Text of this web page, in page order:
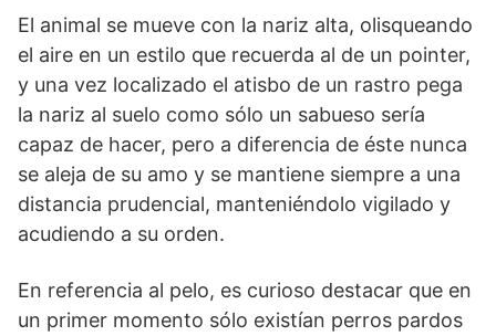
El animal se mueve con la nariz alta, olisqueando
el aire en un estilo que recuerda al de un pointer,
y una vez localizado el atisbo de un rastro pega
la nariz al suelo como sólo un sabueso sería
capaz de hacer, pero a diferencia de éste nunca
se aleja de su amo y se mantiene siempre a una
distancia prudencial, manteniéndolo vigilado y
acudiendo a su orden.
En referencia al pelo, es curioso destacar que en
un primer momento sólo existían perros pardos